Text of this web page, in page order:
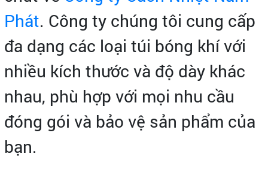
Phát. Công ty chúng tôi cung cấp
đa dạng các loại túi bóng khí với
nhiều kích thước và độ dày khác
nhau, phù hợp với mọi nhu cầu
đóng gói và bảo vệ sản phẩm của
bạn.